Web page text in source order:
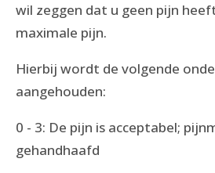
wil zeggen dat u geen pijn
maximale pijn.
Hierbij wordt de volgende
aangehouden:
0 - 3: De pijn is acceptabel;
gehandhaafd